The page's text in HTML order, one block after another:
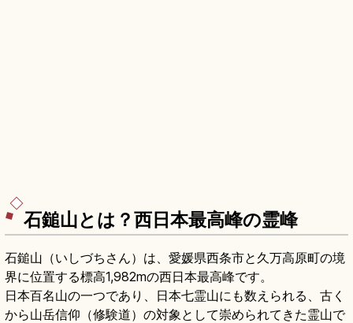
石鎚山とは？西日本最高峰の霊峰
石鎚山（いしづちさん）は、愛媛県西条市と久万高原町の境
界に位置する標高1,982mの西日本最高峰です。
日本百名山の一つであり、日本七霊山にも数えられる、古く
から山岳信仰（修験道）の対象として崇められてきた霊山で